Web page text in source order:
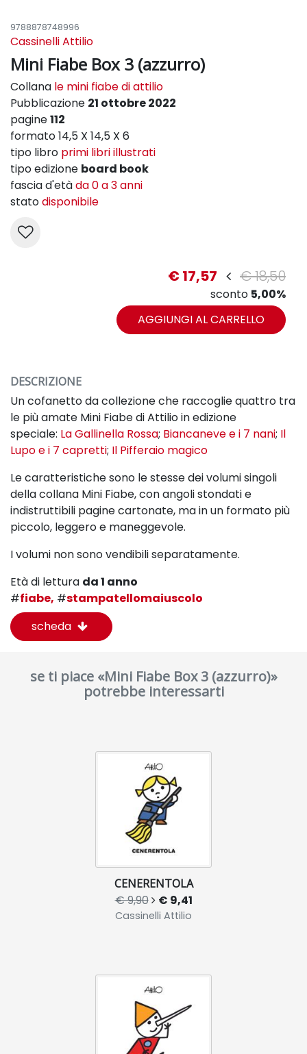
9788878748996
Cassinelli Attilio
Mini Fiabe Box 3 (azzurro)
Collana le mini fiabe di attilio
Pubblicazione 21 ottobre 2022
pagine112
formato 14,5 X 14,5 X 6
tipo libro primi libri illustrati
tipo edizione board book
fascia d'etàda 0 a 3 anni
statodisponibile
€ 17,57 € 18,50
sconto 5,00%
AGGIUNGI AL CARRELLO
DESCRIZIONE
Un cofanetto da collezione che raccoglie quattro tra
le più amate Mini Fiabe di Attilio in edizione
speciale: La Gallinella Rossa; Biancaneve e i 7 nani; Il
Lupo e i 7 capretti; Il Pifferaio magico
Le caratteristiche sono le stesse dei volumi singoli
della collana Mini Fiabe, con angoli stondati e
indistruttibili pagine cartonate, ma in un formato più
piccolo, leggero e maneggevole.
I volumi non sono vendibili separatamente.
Età di lettura da 1 anno
#fiabe, #stampatellomaiuscolo
scheda
se ti piace «Mini Fiabe Box 3 (azzurro)»
potrebbe interessarti
CENERENTOLA
€ 9,90 € 9,41
Cassinelli Attilio